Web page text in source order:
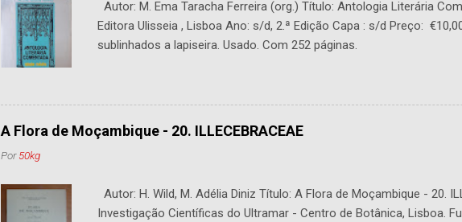
Autor: M. Ema Taracha Ferreira (org.) Título: Antologia Literária
Editora Ulisseia , Lisboa Ano: s/d, 2.ª Edição Capa : s/d Preço:
sublinhados a lapiseira. Usado. Com 252 páginas.
A Flora de Moçambique - 20. ILLECEBRACEAE
Por50kg
Autor: H. Wild, M. Adélia Diniz Título: A Flora de Moçambique - 20.
Investigação Científicas do Ultramar - Centro de Botânica, Lisboa.